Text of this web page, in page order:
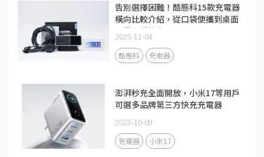
告別選擇困難！酷態科15款充電器
橫向比較介紹，從口袋便攜到桌面
全能一站搞定
2025-11-04
酷態科 充电器
澎湃秒充全面開放，小米17等用戶
可選多品牌第三方快充充電器
2025-10-09
充電器 小米17